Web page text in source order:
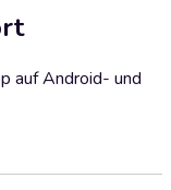
auf Android- und